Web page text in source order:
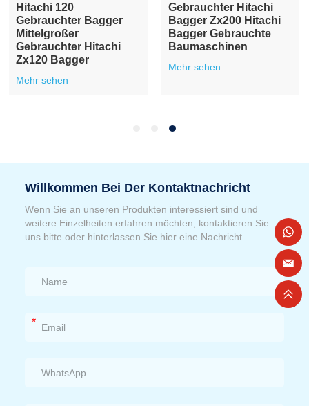
Hitachi 120
Gebrauchter Bagger
Mittelgroßer
Gebrauchter Hitachi
Zx120 Bagger
Mehr sehen
Gebrauchter Hitachi
Bagger Zx200 Hitachi
Bagger Gebrauchte
Baumaschinen
Mehr sehen
Willkommen Bei Der Kontaktnachricht
Wenn Sie an unseren Produkten interessiert sind und
weitere Einzelheiten erfahren möchten, kontaktieren Sie
uns bitte oder hinterlassen Sie hier eine Nachricht
*